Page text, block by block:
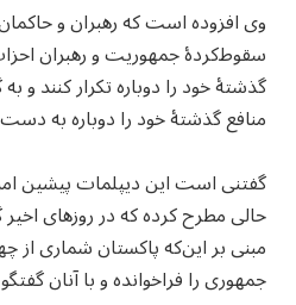
وی افزوده است که رهبران و
سقوط‌کردهٔ جمهوریت و رهبران
گذشتهٔ خود را دوباره تکرار کنند و
منافع گذشتهٔ خود را دوباره به دست
گفتنی است این دیپلمات پیشین
حالی مطرح کرده که در روزهای
مبنی بر این‌که پاکستان شماری
جمهوری را فراخوانده و با آنان